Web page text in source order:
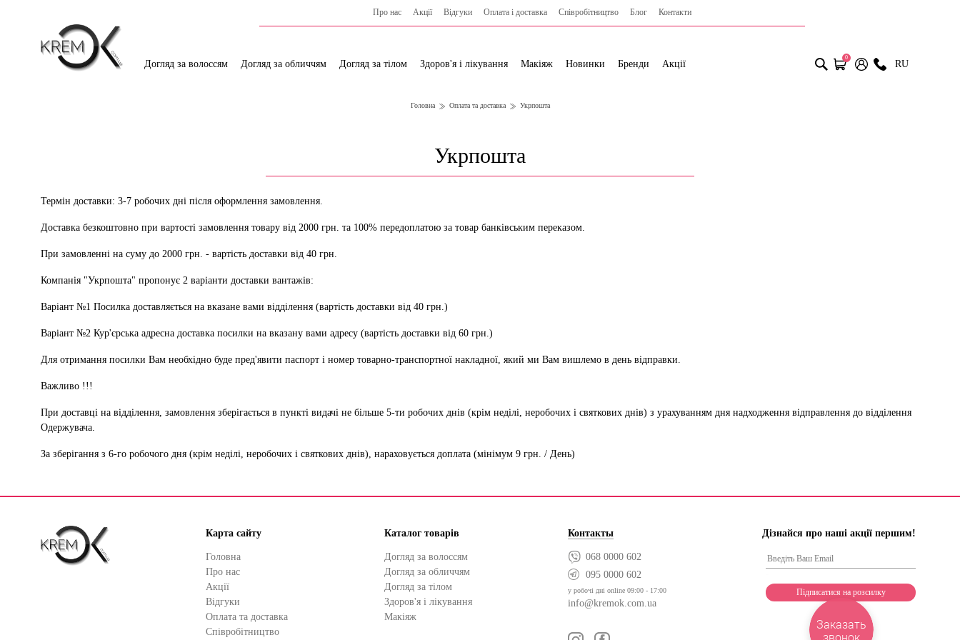
Про нас Акції Відгуки Оплата і доставка Cпівробітництво Блог Контакти
Догляд за волоссям Догляд за обличчям Догляд за тілом Здоров'я і лікування Макіяж Новинки Бренди Акції
0
RU
Головна Оплата та доставка Укрпошта
Укрпошта
Термін доставки: 3-7 робочих дні після оформлення замовлення.
Доставка безкоштовно при вартості замовлення товару від 2000 грн. та 100% передоплатою за товар банківським переказом.
При замовленні на суму до 2000 грн. - вартість доставки від 40 грн.
Компанія "Укрпошта" пропонує 2 варіанти доставки вантажів:
Варіант №1 Посилка доставляється на вказане вами відділення (вартість доставки від 40 грн.)
Варіант №2 Кур'єрська адресна доставка посилки на вказану вами адресу (вартість доставки від 60 грн.)
Для отримання посилки Вам необхідно буде пред'явити паспорт і номер товарно-транспортної накладної, який ми Вам вишлемо в день відправки.
Важливо !!!
При доставці на відділення, замовлення зберігається в пункті видачі не більше 5-ти робочих днів (крім неділі, неробочих і святкових днів) з урахуванням дня надходження відправлення до відділення
Одержувача.
За зберігання з 6-го робочого дня (крім неділі, неробочих і святкових днів), нараховується доплата (мінімум 9 грн. / День)
Карта сайту
Головна
Про нас
Акції
Відгуки
Оплата та доставка
Cпівробітництво
Каталог товарів
Догляд за волоссям
Догляд за обличчям
Догляд за тілом
Здоров'я і лікування
Макіяж
Контакты
068 0000 602
095 0000 602
у робочі дні online 09:00 - 17:00
info@kremok.com.ua
Дізнайся про наші акції першим!
Заказать